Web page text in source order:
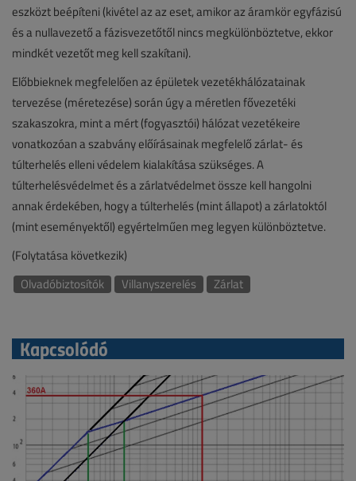
eszközt beépíteni (kivétel az az eset, amikor az áramkör egyfázisú
és a nullavezető a fázisvezetőtől nincs megkülönböztetve, ekkor
mindkét vezetőt meg kell szakítani).
Előbbieknek megfelelően az épületek vezetékhálózatainak
tervezése (méretezése) során úgy a méretlen fővezetéki
szakaszokra, mint a mért (fogyasztói) hálózat vezetékeire
vonatkozóan a szabvány előírásainak megfelelő zárlat- és
túlterhelés elleni védelem kialakítása szükséges. A
túlterhelésvédelmet és a zárlatvédelmet össze kell hangolni
annak érdekében, hogy a túlterhelés (mint állapot) a zárlatoktól
(mint eseményektől) egyértelműen meg legyen különböztetve.
(Folytatása következik)
Olvadóbiztosítók
Villanyszerelés Zárlat
Kapcsolódó